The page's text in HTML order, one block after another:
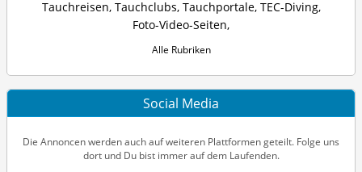
Tauchreisen, Tauchclubs, Tauchportale, TEC-Diving,
Foto-Video-Seiten,
Alle Rubriken
Social Media
Die Annoncen werden auch auf weiteren Plattformen geteilt. Folge uns
dort und Du bist immer auf dem Laufenden.